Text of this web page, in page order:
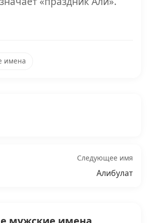
имена
Следующее имя
Алибулат